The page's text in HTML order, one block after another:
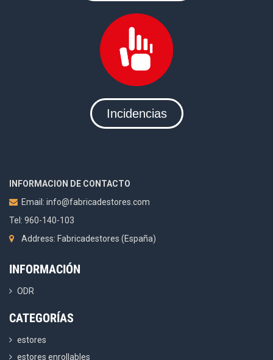
Incidencias
INFORMACION DE CONTACTO
Email: info@fabricadestores.com
Tel: 960-140-103
Address: Fabricadestores (España)
INFORMACIÓN
ODR
CATEGORÍAS
estores
estores enrollables